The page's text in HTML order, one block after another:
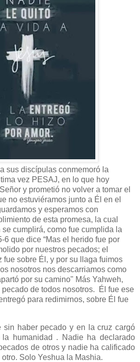
sus discípulas conmemoró la
vez PESAJ, en lo que hoy
y prometió no volver a tomar el
no estuviéramos junto a Él en el
y esperamos con
de esta promesa, la cual
cumplirá, como fue cumplida la
6 que dice “Mas el herido fue por
por nuestros pecados; el
fue sobre Él, y por su llaga fuimos
nosotros nos descarriamos como
por su camino" Más Yahweh,
de todos nosotros.
Él fue ese
para redimirnos, sobre Él fue
sin haber pecado y en la cruz cargó
humanidad . Nadie ha declarado
de otros y nadie ha calificado
Solo Yeshua la Mashia.